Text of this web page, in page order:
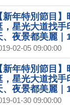
新年特別節目
，星光大道找手
、夜景都美麗
02-05 09:00:00
新年特別節目
，星光大道找手
、夜景都美麗
預告
01-30 09:00:00